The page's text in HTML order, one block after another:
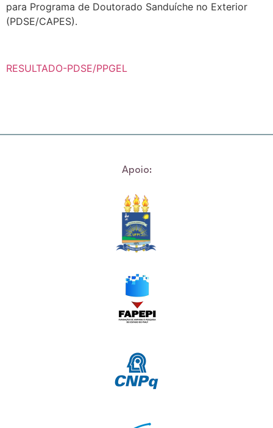
para Programa de Doutorado Sanduíche no Exterior
(PDSE/CAPES).
RESULTADO-PDSE/PPGEL
Apoio: